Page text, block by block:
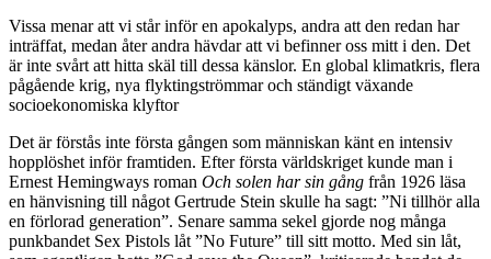
Vissa menar att vi står inför en apokalyps, andra att den redan har
inträffat, medan åter andra hävdar att vi befinner oss mitt i den. Det
är inte svårt att hitta skäl till dessa känslor. En global klimatkris, flera
pågående krig, nya flyktingströmmar och ständigt växande
socioekonomiska klyftor
Det är förstås inte första gången som människan känt en intensiv
hopplöshet inför framtiden. Efter första världskriget kunde man i
Ernest Hemingways roman Och solen har sin gång från 1926 läsa
en hänvisning till något Gertrude Stein skulle ha sagt: ”Ni tillhör alla
en förlorad generation”. Senare samma sekel gjorde nog många
punkbandet Sex Pistols låt ”No Future” till sitt motto. Med sin låt,